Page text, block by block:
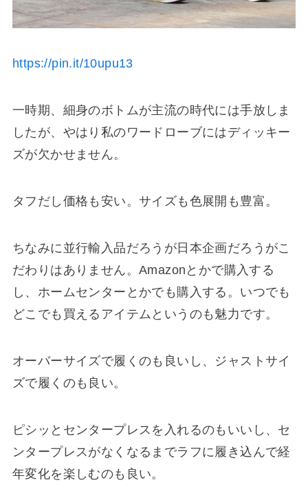
https://pin.it/10upu13
一時期、細身のボトムが主流の時代には手放しま
したが、やはり私のワードローブにはディッキー
ズが欠かせません。
タフだし価格も安い。サイズも色展開も豊富。
ちなみに並行輸入品だろうが日本企画だろうがこ
だわりはありません。Amazonとかで購入する
し、ホームセンターとかでも購入する。いつでも
どこでも買えるアイテムというのも魅力です。
オーバーサイズで履くのも良いし、ジャストサイ
ズで履くのも良い。
ピシッとセンタープレスを入れるのもいいし、セ
ンタープレスがなくなるまでラフに履き込んで経
年変化を楽しむのも良い。